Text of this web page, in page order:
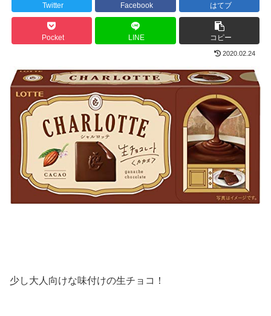
Twitter Facebook はてブ
Pocket LINE コピー
2020.02.24
少し大人向けな味付けの生チョコ！